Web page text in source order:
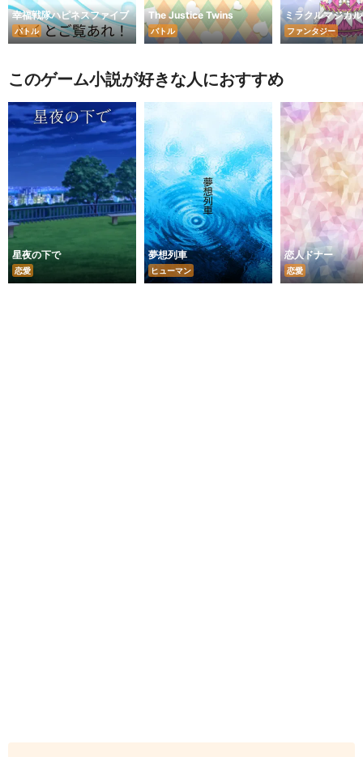
幸福戦隊ハピネスファイブ
バトル
The Justice Twins
バトル
ミラクルマジカ
ファンタジー
このゲーム小説が好きな人におすすめ
星夜の下で
恋愛
夢想列車
ヒューマン
恋人ドナー
恋愛